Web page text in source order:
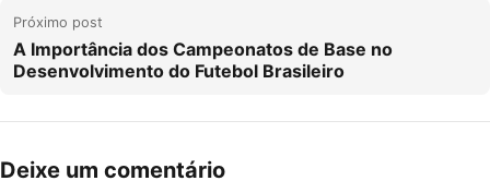
Próximo post
A Importância dos Campeonatos de Base no
Desenvolvimento do Futebol Brasileiro
Deixe um comentário